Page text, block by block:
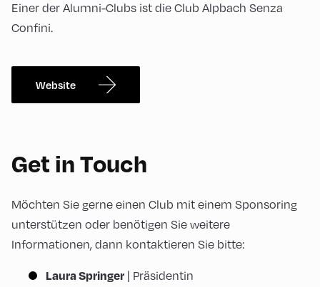
Einer der Alumni-Clubs ist die Club Alpbach Senza
Confini.
Website
Get in Touch
Möchten Sie gerne einen Club mit einem Sponsoring
unterstützen oder benötigen Sie weitere
Informationen, dann kontaktieren Sie bitte:
Laura Springer | Präsidentin